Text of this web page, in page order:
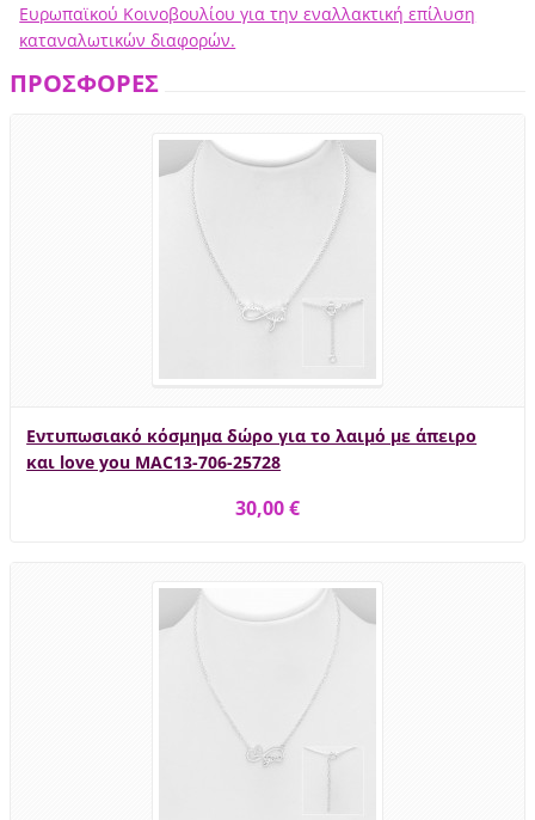
Ευρωπαϊκού Κοινοβουλίου για την εναλλακτική επίλυση
καταναλωτικών διαφορών.
ΠΡΟΣΦΟΡΕΣ
Εντυπωσιακό κόσμημα δώρο για το λαιμό με άπειρο
και love you MAC13-706-25728
30,00 €